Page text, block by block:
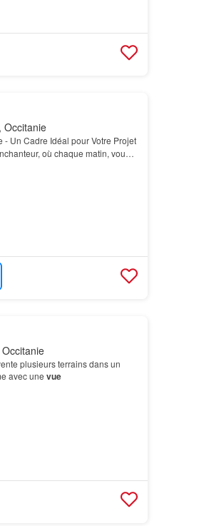
Occitanie
Un Cadre Idéal pour Votre Projet
où chaque matin, vous
plusieurs terrains dans un
avec une vue